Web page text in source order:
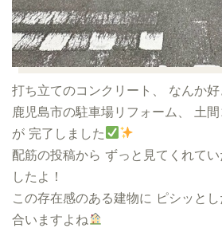
打ち立てのコンクリート、 なんか
鹿児島市の駐車場リフォーム、 土
が 完了しました
配筋の投稿から ずっと見てくれて
したよ！
この存在感のある建物に ピシッとし
合いますよね